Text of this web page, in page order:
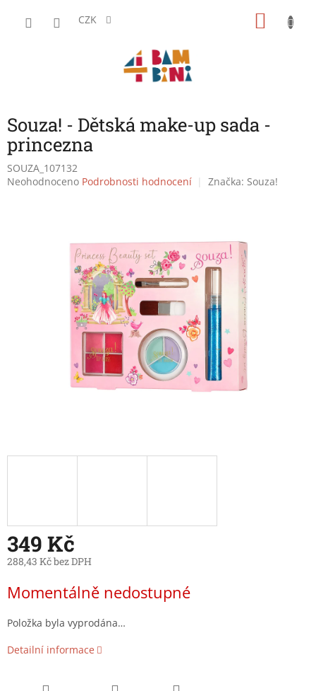
CZK
Souza! - Dětská make-up sada -
princezna
SOUZA_107132
Průměrné
Neohodnoceno Podrobnosti hodnocení Značka: Souza!
349 Kč
288,43 Kč bez DPH
cena:
Momentálně nedostupné
Položka byla vyprodána…
Detailní informace